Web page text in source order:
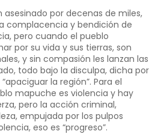
por decenas de miles,
complacencia y bendición de
pero cuando el pueblo
por su vida y sus tierras, son
y sin compasión les lanzan las
todo bajo la disculpa, dicha por
la región”. Para el
mapuche es violencia y hay
pero la acción criminal,
empujada por los pulpos
eso es “progreso”.